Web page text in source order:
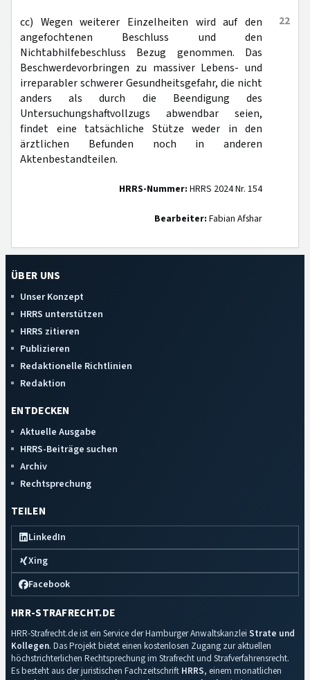
22
cc) Wegen weiterer Einzelheiten wird auf den
angefochtenen Beschluss und den
Nichtabhilfebeschluss Bezug genommen. Das
Beschwerdevorbringen zu massiver Lebens- und
irreparabler schwerer Gesundheitsgefahr, die nicht
anders als durch die Beendigung des
Untersuchungshaftvollzugs abwendbar seien,
findet eine tatsächliche Stütze weder in den
ärztlichen Befunden noch in anderen
Aktenbestandteilen.
HRRS-Nummer: HRRS 2024 Nr. 154
Bearbeiter: Fabian Afshar
ÜBER UNS
Unser Konzept
HRRS unterstützen
HRRS zitieren
Publizieren
Redaktionelle Richtlinien
Redaktion
ENTDECKEN
Aktuelle Ausgabe
HRRS-Beiträge suchen
Archiv
Rechtsprechung
TEILEN
LinkedIn
Xing
Facebook
HRR-STRAFRECHT.DE
HRR-Strafrecht.de ist ein Service der Hamburger Anwaltskanzlei Strate und
Kollegen. Das Projekt bietet einen kostenlosen Zugang zur aktuellen
höchstrichterlichen Rechtsprechung im Strafrecht und Strafverfahrensrecht.
Es besteht aus der juristischen Fachzeitschrift HRRS, einem monatlichen